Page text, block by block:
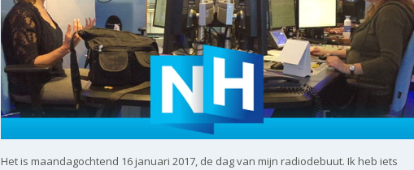
Het is maandagochtend 16 januari 2017, de dag van mijn radiodebuut. Ik heb iets